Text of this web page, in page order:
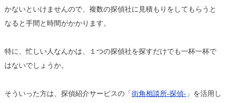
かないといけませんので、複数の探偵社に見積もりをしてもらうと
なると手間と時間がかかります。
特に、忙しい人なんかは、１つの探偵社を探すだけでも一杯一杯で
はないでしょうか。
そういった方は、探偵紹介サービスの「街角相談所-探偵- 」を活用し